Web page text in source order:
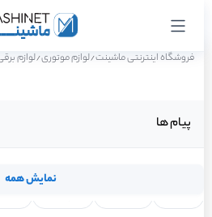
پیام ها
نمایش همه
فروشگاه اینترنتی ماشینت/لوازم موتوری/لوازم